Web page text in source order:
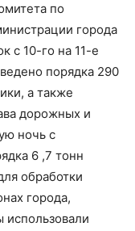
по
города
с 10-го на 11-е
порядка 290
а также
дорожных и
ночь с
6 ,7 тонн
обработки
города,